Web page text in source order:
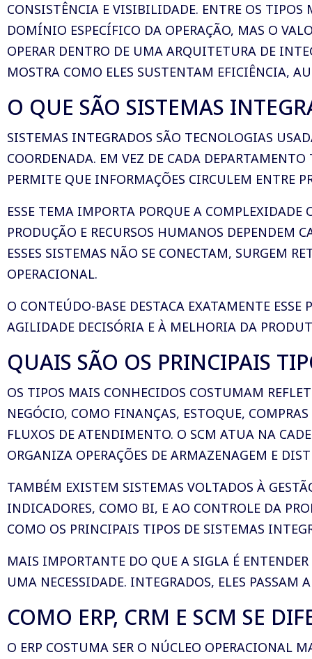
CONSISTÊNCIA E VISIBILIDADE. ENTRE OS
DOMÍNIO ESPECÍFICO DA OPERAÇÃO, MAS O
OPERAR DENTRO DE UMA ARQUITETURA DE
MOSTRA COMO ELES SUSTENTAM EFICIÊNCIA,
O QUE SÃO SISTEMAS
SISTEMAS INTEGRADOS SÃO TECNOLOGIAS
COORDENADA. EM VEZ DE CADA
PERMITE QUE INFORMAÇÕES CIRCULEM ENTRE
ESSE TEMA IMPORTA PORQUE A
PRODUÇÃO E RECURSOS HUMANOS DEPENDEM
ESSES SISTEMAS NÃO SE CONECTAM, SURGEM
OPERACIONAL.
O CONTEÚDO-BASE DESTACA EXATAMENTE
AGILIDADE DECISÓRIA E À MELHORIA DA
QUAIS SÃO OS PRINCIPAIS
OS TIPOS MAIS CONHECIDOS COSTUMAM
NEGÓCIO, COMO FINANÇAS, ESTOQUE,
FLUXOS DE ATENDIMENTO. O SCM ATUA NA
ORGANIZA OPERAÇÕES DE ARMAZENAGEM E
TAMBÉM EXISTEM SISTEMAS VOLTADOS À
INDICADORES, COMO BI, E AO CONTROLE DA
COMO OS PRINCIPAIS TIPOS DE SISTEMAS
MAIS IMPORTANTE DO QUE A SIGLA É
UMA NECESSIDADE. INTEGRADOS, ELES PASSAM
COMO ERP, CRM E SCM SE
O ERP COSTUMA SER O NÚCLEO OPERACIONAL